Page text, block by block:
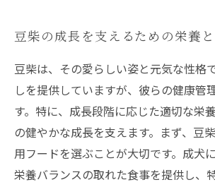
豆柴の成長を支えるための栄養
豆柴は、その愛らしい姿と元気な性格
しを提供していますが、彼らの健康管
す。特に、成長段階に応じた適切な栄
の健やかな成長を支えます。まず、豆
用フードを選ぶことが大切です。成犬
栄養バランスの取れた食事を提供し、